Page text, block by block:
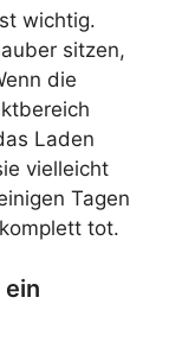
wichtig.
sitzen,
die
Laden
vielleicht
Tagen
tot.